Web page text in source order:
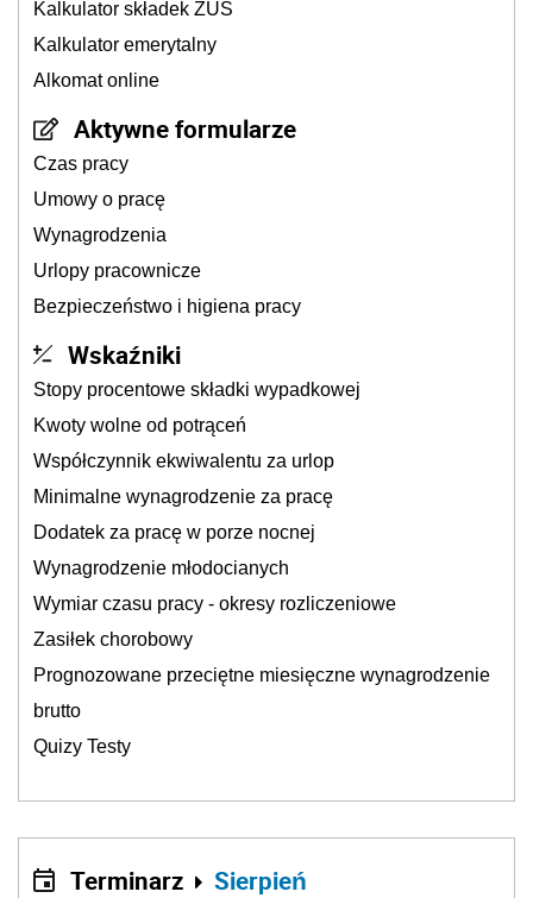
Kalkulator składek ZUS
Kalkulator emerytalny
Alkomat online
Aktywne formularze
Czas pracy
Umowy o pracę
Wynagrodzenia
Urlopy pracownicze
Bezpieczeństwo i higiena pracy
Wskaźniki
Stopy procentowe składki wypadkowej
Kwoty wolne od potrąceń
Współczynnik ekwiwalentu za urlop
Minimalne wynagrodzenie za pracę
Dodatek za pracę w porze nocnej
Wynagrodzenie młodocianych
Wymiar czasu pracy - okresy rozliczeniowe
Zasiłek chorobowy
Prognozowane przeciętne miesięczne wynagrodzenie
brutto
Quizy Testy
Terminarz Sierpień